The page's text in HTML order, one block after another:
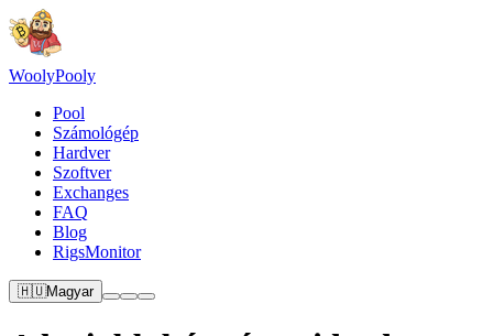
WoolyPooly
Pool
Számológép
Hardver
Szoftver
Exchanges
FAQ
Blog
RigsMonitor
🇭🇺Magyar